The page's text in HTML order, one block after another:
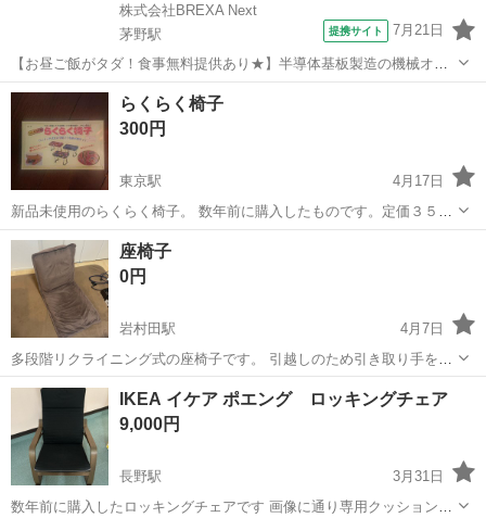
株式会社BREXA Next
茅野駅
提携サイト 7月21日
【お昼ご飯がタダ！食事無料提供あり★】半導体基板製造の機械オペ
レーターや検査作業！未経験活躍中★カップル＆友達同士の応募OK！
赴任旅費会社負担★嬉しい無料送迎◎正社員登用制度あり！マイカー
通勤OK！無料駐車場完備！《長野県茅...
長野 茅野市 茅野駅 その他
らくらく椅子
300円
東京駅
4月17日
新品未使用のらくらく椅子。 数年前に購入したものです。定価３５０
０円
長野 諏訪郡 東京駅
座椅子
0円
岩村田駅
4月7日
多段階リクライニング式の座椅子です。 引越しのため引き取り手を探
しています。 4月中に直接取りに来ていただける方を探しています。
長野 佐久市 岩村田駅 椅子 リクライニング
IKEA イケア ポエング ロッキングチェア
9,000円
長野駅
3月31日
数年前に購入したロッキングチェアです 画像に通り専用クッションも